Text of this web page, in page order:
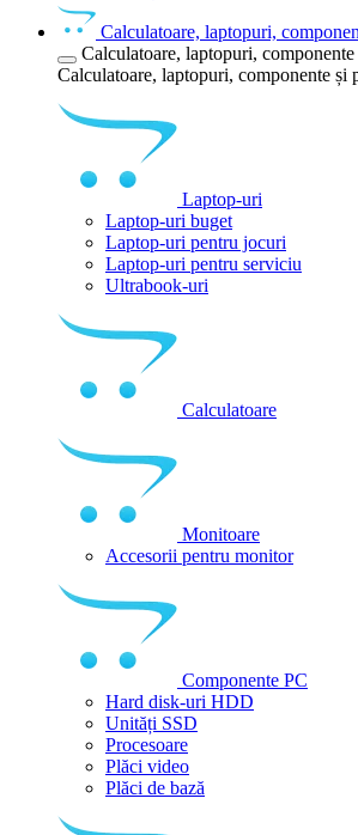
Calculatoare, laptopuri,
Calculatoare, laptopuri,
Calculatoare, laptopuri, componente și
Laptop-uri
Laptop-uri buget
Laptop-uri pentru jocuri
Laptop-uri pentru serviciu
Ultrabook-uri
Calculatoare
Monitoare
Accesorii pentru monitor
Componente PC
Hard disk-uri HDD
Unități SSD
Procesoare
Plăci video
Plăci de bază